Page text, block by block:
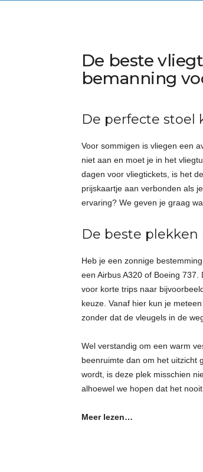
De beste
bemanning
De perfecte stoel
Voor sommigen is vliegen een
niet aan en moet je in het
dagen voor vliegtickets, is het
prijskaartje aan verbonden als
ervaring? We geven je graag
De beste
Heb je een zonnige
een Airbus A320 of Boeing
voor korte trips naar
keuze. Vanaf hier kun je
zonder dat de vleugels in de
Wel verstandig om een warm
beenruimte dan om het uitzicht
wordt, is deze plek misschien
alhoewel we hopen dat het
Meer lezen…